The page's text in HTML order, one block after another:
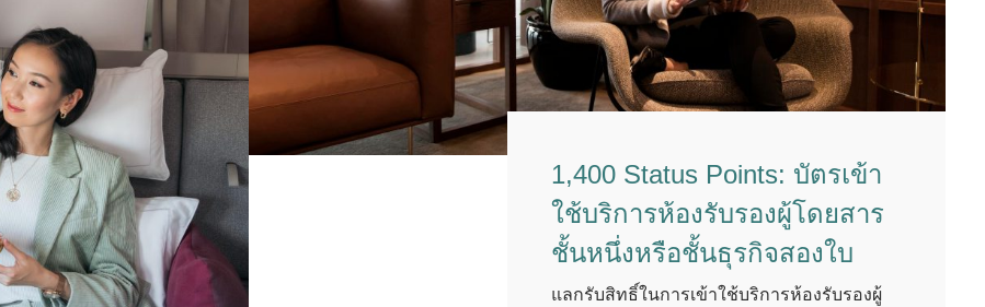
1,400 Status Points: บัตรเข้า
ใช้บริการห้องรับรองผู้โดยสาร
ชั้นหนึ่งหรือชั้นธุรกิจสองใบ
แลกรับสิทธิ์ในการเข้าใช้บริการห้องรับรองผู้